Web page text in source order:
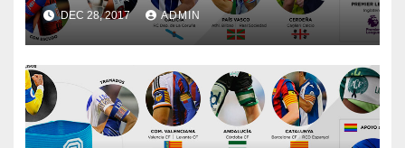
DEC 28, 2017 ADMIN